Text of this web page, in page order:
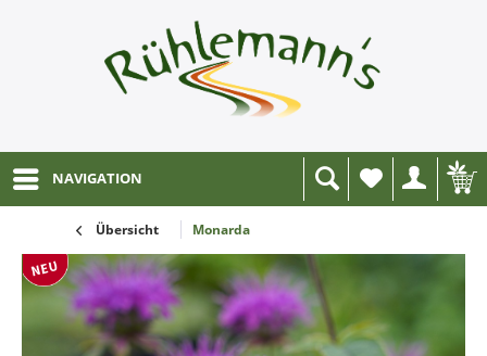
NAVIGATION
Wunschliste
Übersicht Monarda